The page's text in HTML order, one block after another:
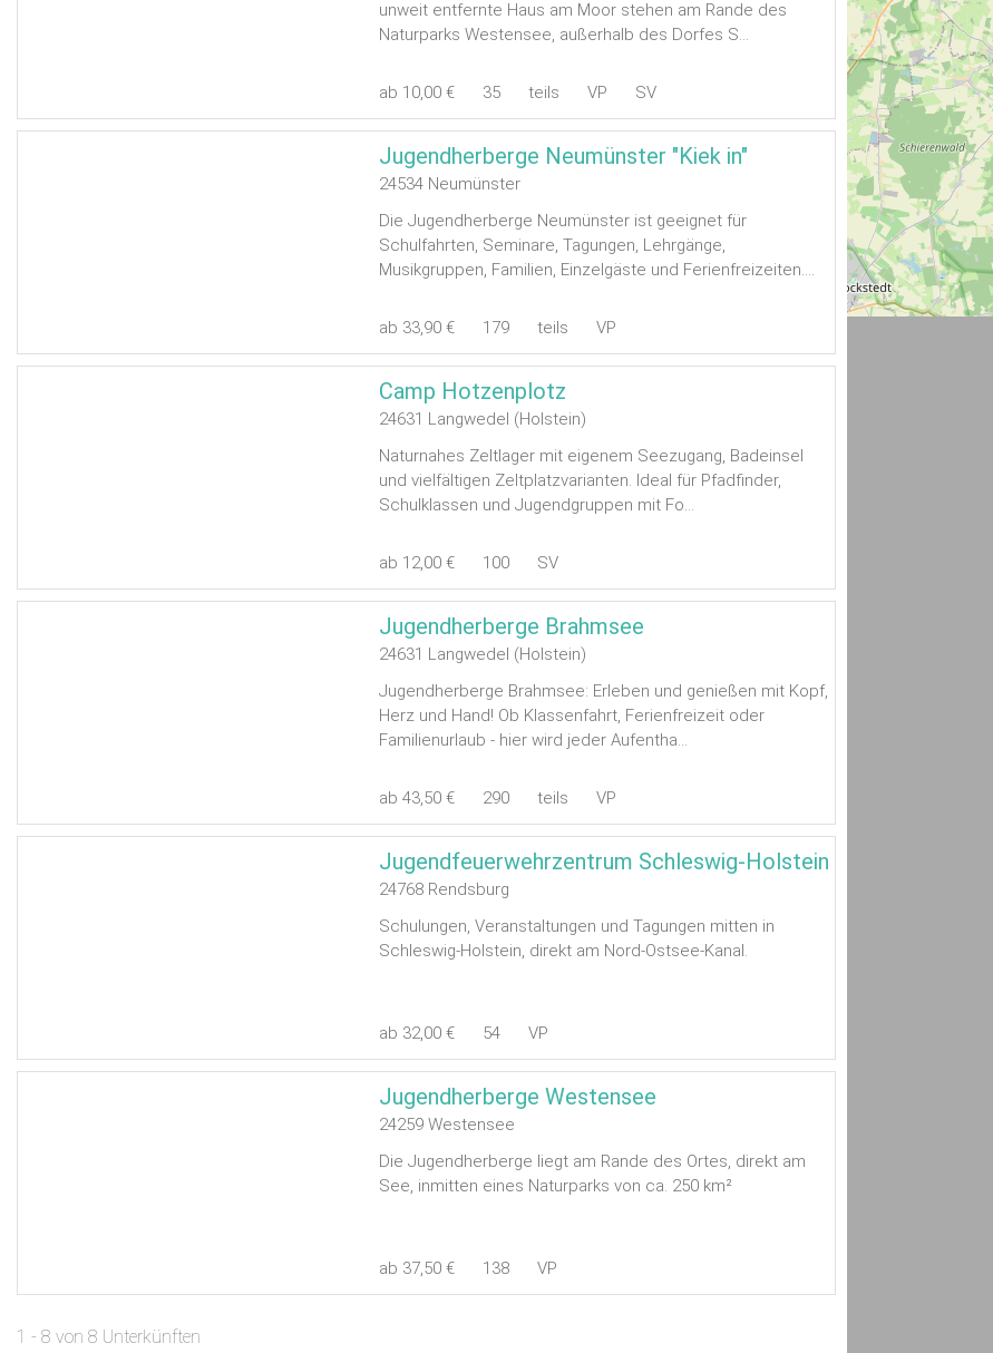
unweit entfernte Haus am Moor stehen am Rande des
Naturparks Westensee, außerhalb des Dorfes S...
ab 10,00 € 35 teils VP SV
Jugendherberge Neumünster "Kiek in"
24534 Neumünster
Die Jugendherberge Neumünster ist geeignet für
Schulfahrten, Seminare, Tagungen, Lehrgänge,
Musikgruppen, Familien, Einzelgäste und Ferienfreizeiten....
ab 33,90 € 179 teils VP
Camp Hotzenplotz
24631 Langwedel (Holstein)
Naturnahes Zeltlager mit eigenem Seezugang, Badeinsel
und vielfältigen Zeltplatzvarianten. Ideal für Pfadfinder,
Schulklassen und Jugendgruppen mit Fo...
ab 12,00 € 100 SV
Jugendherberge Brahmsee
24631 Langwedel (Holstein)
Jugendherberge Brahmsee: Erleben und genießen mit Kopf,
Herz und Hand! Ob Klassenfahrt, Ferienfreizeit oder
Familienurlaub - hier wird jeder Aufentha...
ab 43,50 € 290 teils VP
Jugendfeuerwehrzentrum Schleswig-Holstein
24768 Rendsburg
Schulungen, Veranstaltungen und Tagungen mitten in
Schleswig-Holstein, direkt am Nord-Ostsee-Kanal.
ab 32,00 € 54 VP
Jugendherberge Westensee
24259 Westensee
Die Jugendherberge liegt am Rande des Ortes, direkt am
See, inmitten eines Naturparks von ca. 250 km²
ab 37,50 € 138 VP
1 - 8 von 8 Unterkünften